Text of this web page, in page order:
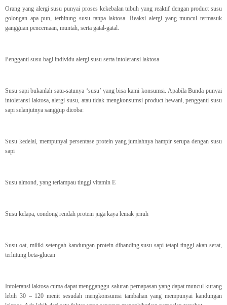
Orang yang alergi susu punyai proses kekebalan tubuh yang reaktif dengan product susu
golongan apa pun, terhitung susu tanpa laktosa. Reaksi alergi yang muncul termasuk
gangguan pencernaan, muntah, serta gatal-gatal.
Pengganti susu bagi individu alergi susu serta intoleransi laktosa
Susu sapi bukanlah satu-satunya ‘susu’ yang bisa kami konsumsi. Apabila Bunda punyai
intoleransi laktosa, alergi susu, atau tidak mengkonsumsi product hewani, pengganti susu
sapi selanjutnya sanggup dicoba:
Susu kedelai, mempunyai persentase protein yang jumlahnya hampir serupa dengan susu
sapi
Susu almond, yang terlampau tinggi vitamin E
Susu kelapa, condong rendah protein juga kaya lemak jenuh
Susu oat, miliki setengah kandungan protein dibanding susu sapi tetapi tinggi akan serat,
terhitung beta-glucan
Intoleransi laktosa cuma dapat mengganggu saluran pernapasan yang dapat muncul kurang
lebih 30 – 120 menit sesudah mengkonsumsi tambahan yang mempunyai kandungan